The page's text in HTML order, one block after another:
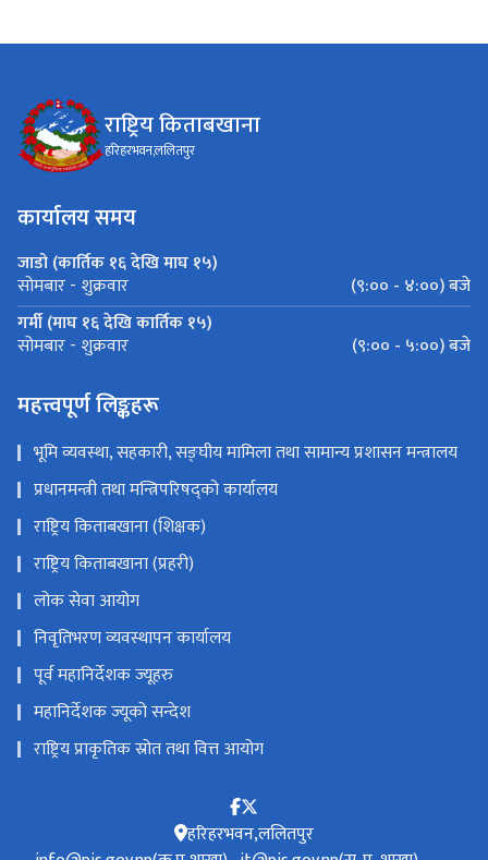
राष्ट्रिय किताबखाना
हरिहरभवन,ललितपुर
कार्यालय समय
जाडो (कार्तिक १६ देखि माघ १५)
सोमबार - शुक्रवार
(९:०० - ४:००) बजे
गर्मी (माघ १६ देखि कार्तिक १५)
सोमबार - शुक्रवार (९:०० - ५:००) बजे
महत्त्वपूर्ण लिङ्कहरू
भूमि व्यवस्था, सहकारी, सङ्‍घीय मामिला तथा सामान्य प्रशासन मन्त्रालय
प्रधानमन्त्री तथा मन्त्रिपरिषद्को कार्यालय
राष्ट्रिय किताबखाना (शिक्षक)
राष्ट्रिय किताबखाना (प्रहरी)
लोक सेवा आयोग
निवृतिभरण व्यवस्थापन कार्यालय
पूर्व महानिर्देशक ज्यूहरु
महानिर्देशक ज्यूको सन्देश
राष्ट्रिय प्राकृतिक स्रोत तथा वित्त आयोग
हरिहरभवन,ललितपुर